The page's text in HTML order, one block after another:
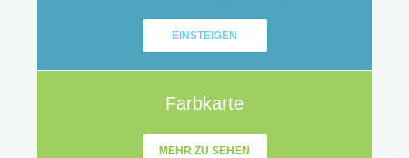
EINSTEIGEN
Farbkarte
MEHR ZU SEHEN